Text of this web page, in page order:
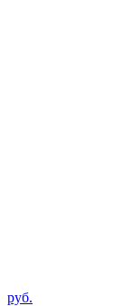
руб.